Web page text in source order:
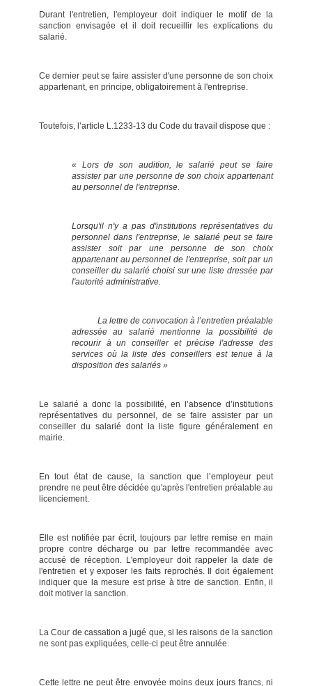
Durant l'entretien, l'employeur doit indiquer le motif de la
sanction envisagée et il doit recueillir les explications du
salarié.
Ce dernier peut se faire assister d'une personne de son choix
appartenant, en principe, obligatoirement à l'entreprise.
Toutefois, l’article L.1233-13 du Code du travail dispose que :
« Lors de son audition, le salarié peut se faire
assister par une personne de son choix appartenant
au personnel de l'entreprise.
Lorsqu'il n'y a pas d'institutions représentatives du
personnel dans l'entreprise, le salarié peut se faire
assister soit par une personne de son choix
appartenant au personnel de l'entreprise, soit par un
conseiller du salarié choisi sur une liste dressée par
l'autorité administrative.
La lettre de convocation à l’entretien préalable
adressée au salarié mentionne la possibilité de
recourir à un conseiller et précise l'adresse des
services où la liste des conseillers est tenue à la
disposition des salariés »
Le salarié a donc la possibilité, en l’absence d’institutions
représentatives du personnel, de se faire assister par un
conseiller du salarié dont la liste figure généralement en
mairie.
En tout état de cause, la sanction que l’employeur peut
prendre ne peut être décidée qu'après l'entretien préalable au
licenciement.
Elle est notifiée par écrit, toujours par lettre remise en main
propre contre décharge ou par lettre recommandée avec
accusé de réception. L'employeur doit rappeler la date de
l'entretien et y exposer les faits reprochés. Il doit également
indiquer que la mesure est prise à titre de sanction. Enfin, il
doit motiver la sanction.
La Cour de cassation a jugé que, si les raisons de la sanction
ne sont pas expliquées, celle-ci peut être annulée.
Cette lettre ne peut être envoyée moins deux jours francs, ni